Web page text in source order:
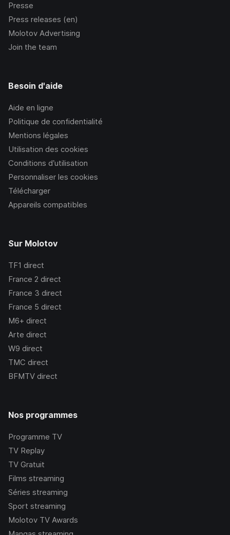
Presse
Press releases (en)
Molotov Advertising
Join the team
Besoin d'aide
Aide en ligne
Politique de confidentialité
Mentions légales
Utilisation des cookies
Conditions d’utilisation
Personnaliser les cookies
Télécharger
Appareils compatibles
Sur Molotov
TF1 direct
France 2 direct
France 3 direct
France 5 direct
M6+ direct
Arte direct
W9 direct
TMC direct
BFMTV direct
Nos programmes
Programme TV
TV Replay
TV Gratuit
Films streaming
Séries streaming
Sport streaming
Molotov TV Awards